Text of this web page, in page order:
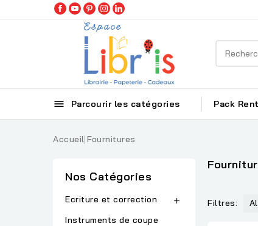
 Parcourir les catégories Pack
Accueil Fournitures
Nos Catégories
Ecriture et correction 
Instruments de coupe
Filtres: